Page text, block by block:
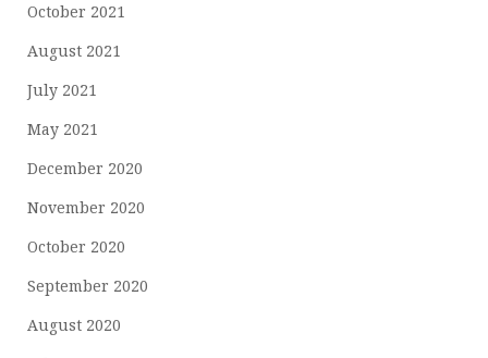
October 2021
August 2021
July 2021
May 2021
December 2020
November 2020
October 2020
September 2020
August 2020